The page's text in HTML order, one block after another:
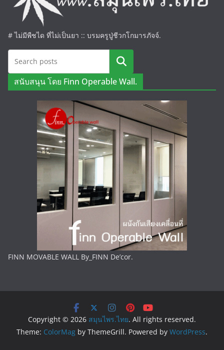
# ไม่มีพืชได ที่ไม่เป็นยา :: บรมครูปู่ชีวกโกมารภัจจ์.
ค้นหา
สนับสนุน โดย Finn Operable Wall.
FINN MOVABLE WALL By_FINN De’cor.
Copyright © 2026 สมุนไพร.ไทย. All rights reserved.
Theme: ColorMag by ThemeGrill. Powered by WordPress.